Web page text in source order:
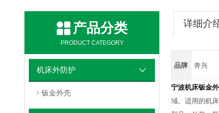
产品分类
PRODUCT CATEGORY
机床外防护
钣金外壳
详细介
品牌 奔兴
宁波机床钣金
域。适用的机